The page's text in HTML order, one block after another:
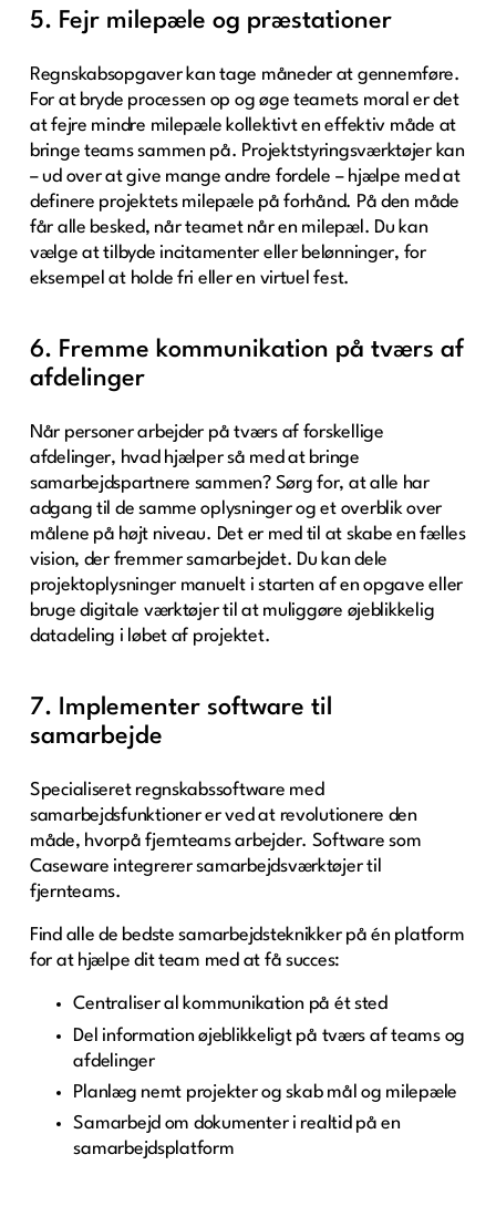
5. Fejr milepæle og præstationer
Regnskabsopgaver kan tage måneder at gennemføre.
For at bryde processen op og øge teamets moral er det
at fejre mindre milepæle kollektivt en effektiv måde at
bringe teams sammen på. Projektstyringsværktøjer kan
– ud over at give mange andre fordele – hjælpe med at
definere projektets milepæle på forhånd. På den måde
får alle besked, når teamet når en milepæl. Du kan
vælge at tilbyde incitamenter eller belønninger, for
eksempel at holde fri eller en virtuel fest.
6. Fremme kommunikation på tværs af
afdelinger
Når personer arbejder på tværs af forskellige
afdelinger, hvad hjælper så med at bringe
samarbejdspartnere sammen? Sørg for, at alle har
adgang til de samme oplysninger og et overblik over
målene på højt niveau. Det er med til at skabe en fælles
vision, der fremmer samarbejdet. Du kan dele
projektoplysninger manuelt i starten af en opgave eller
bruge digitale værktøjer til at muliggøre øjeblikkelig
datadeling i løbet af projektet.
7. Implementer software til
samarbejde
Specialiseret regnskabssoftware med
samarbejdsfunktioner er ved at revolutionere den
måde, hvorpå fjernteams arbejder. Software som
Caseware integrerer samarbejdsværktøjer til
fjernteams.
Find alle de bedste samarbejdsteknikker på én platform
for at hjælpe dit team med at få succes:
Centraliser al kommunikation på ét sted
Del information øjeblikkeligt på tværs af teams og
afdelinger
Planlæg nemt projekter og skab mål og milepæle
Samarbejd om dokumenter i realtid på en
samarbejdsplatform